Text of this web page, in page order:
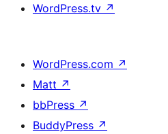
WordPress.tv ↗
WordPress.com ↗
Matt ↗
bbPress ↗
BuddyPress ↗